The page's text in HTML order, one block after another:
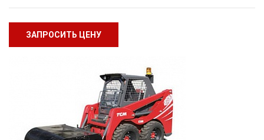
ЗАПРОСИТЬ ЦЕНУ